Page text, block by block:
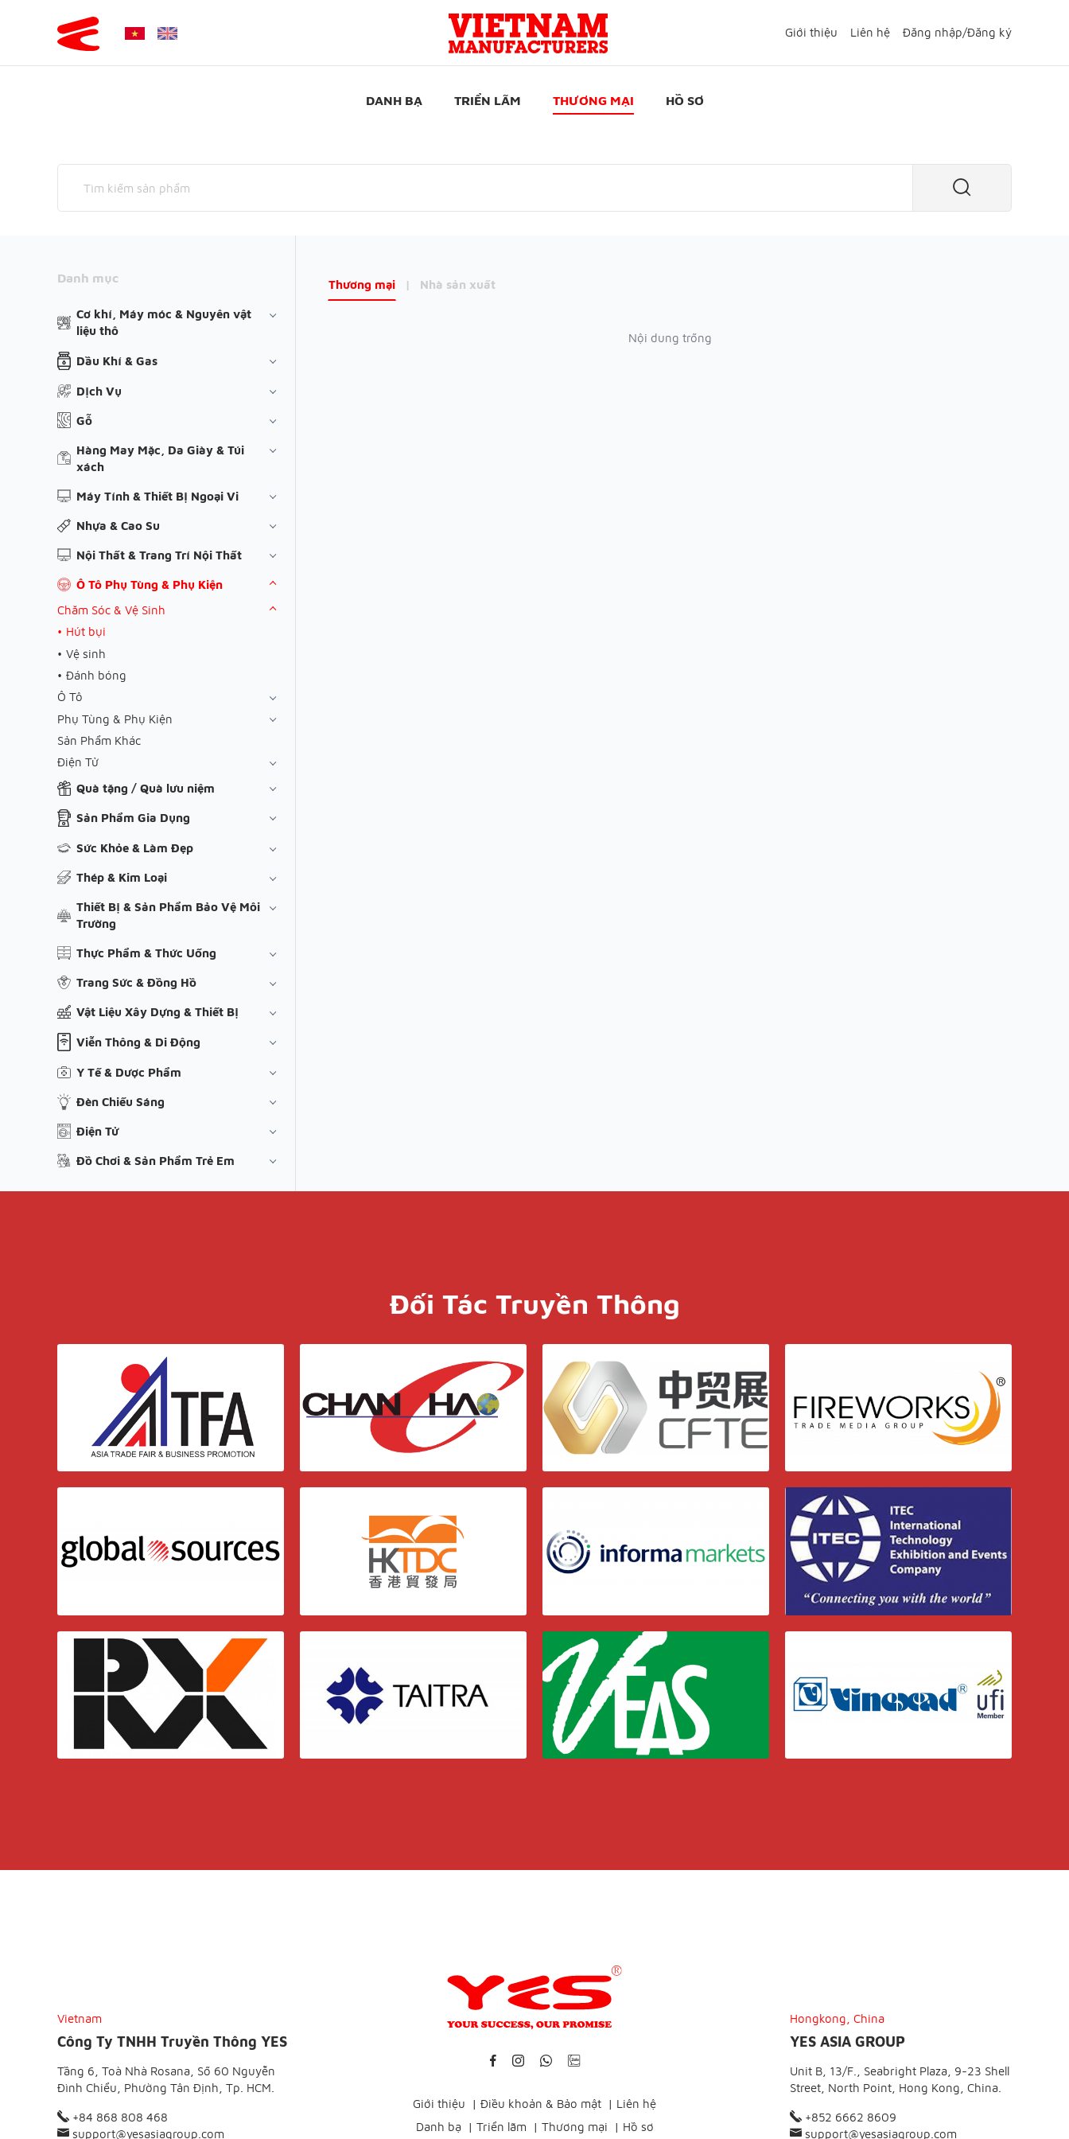
Giới thiệu Liên hệ Đăng nhập/Đăng ký
DANH BẠ TRIỂN LÃM THƯƠNG MẠI HỒ SƠ
Danh mục
Cơ khí, Máy móc & Nguyên vật
liệu thô
Dầu Khí & Gas
Dịch Vụ
Gỗ
Hàng May Mặc, Da Giày & Túi
xách
Máy Tính & Thiết Bị Ngoại Vi
Nhựa & Cao Su
Nội Thất & Trang Trí Nội Thất
Ô Tô Phụ Tùng & Phụ Kiện
Chăm Sóc & Vệ Sinh
Hút bụi
Vệ sinh
Đánh bóng
Ô Tô
Phụ Tùng & Phụ Kiện
Sản Phẩm Khác
Điện Tử
Quà tặng / Quà lưu niệm
Sản Phẩm Gia Dụng
Sức Khỏe & Làm Đẹp
Thép & Kim Loại
Thiết Bị & Sản Phẩm Bảo Vệ Môi
Trường
Thực Phẩm & Thức Uống
Trang Sức & Đồng Hồ
Vật Liệu Xây Dựng & Thiết Bị
Viễn Thông & Di Động
Y Tế & Dược Phẩm
Đèn Chiếu Sáng
Điện Tử
Đồ Chơi & Sản Phẩm Trẻ Em
Thương mại | Nhà sản xuất
Nội dung trống
Đối Tác Truyền Thông
Vietnam
Công Ty TNHH Truyền Thông YES
Tầng 6, Toà Nhà Rosana, Số 60 Nguyễn
Đình Chiểu, Phường Tân Định, Tp. HCM.
+84 868 808 468
support@yesasiagroup.com
Giới thiệu | Điều khoản & Bảo mật | Liên hệ
Danh bạ
| Triển lãm | Thương mại | Hồ sơ
Hongkong, China
YES ASIA GROUP
Unit B, 13/F., Seabright Plaza, 9-23 Shell
Street, North Point, Hong Kong, China.
+852 6662 8609
support@yesasiagroup.com